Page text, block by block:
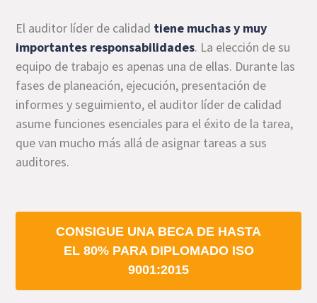
El auditor líder de calidad tiene muchas y muy
importantes responsabilidades. La elección de su
equipo de trabajo es apenas una de ellas. Durante las
fases de planeación, ejecución, presentación de
informes y seguimiento, el auditor líder de calidad
asume funciones esenciales para el éxito de la tarea,
que van mucho más allá de asignar tareas a sus
auditores.
CONSIGUE UNA BECA DE HASTA
EL 80% PARA DIPLOMADO ISO
9001:2015